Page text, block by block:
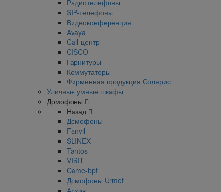
Радиотелефоны
SIP-телефоны
Видеоконференция
Avaya
Call-центр
CISCO
Гарнитуры
Коммутаторы
Фирменная продукция Солярис
Уличные умные шкафы
Домофоны
Назад
Домофоны
Fanvil
SLINEX
Tantos
VISIT
Came-bpt
Домофоны Urmet
Архив